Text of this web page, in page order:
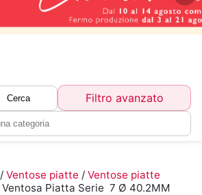
Cerca Filtro avanzato
/ Ventose piatte / Ventose piatte
Ventosa Piatta Serie 7 Ø 40.2MM